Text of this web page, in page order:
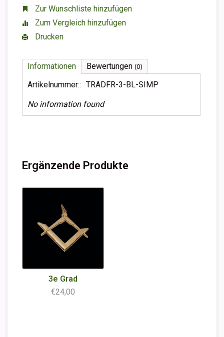
Zur Wunschliste hinzufügen
Zum Vergleich hinzufügen
Drucken
Informationen Bewertungen (0)
Artikelnummer:: TRADFR-3-BL-SIMP
No information found
Ergänzende Produkte
3e Grad
€24,00